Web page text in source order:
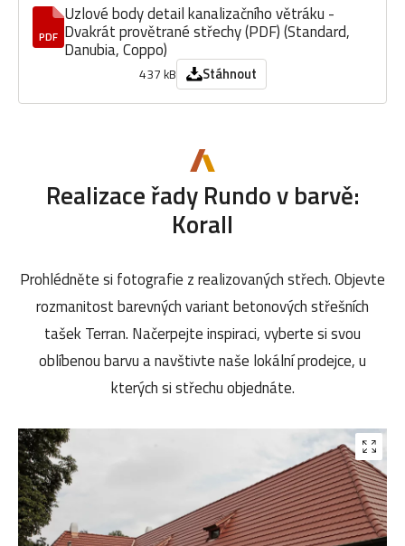
PDF
Uzlové body detail kanalizačního větráku -
Dvakrát provětrané střechy (PDF) (Standard,
Danubia, Coppo)
437 kB Stáhnout
Realizace řady Rundo v barvě:
Korall
Prohlédněte si fotografie z realizovaných střech. Objevte
rozmanitost barevných variant betonových střešních
tašek Terran. Načerpejte inspiraci, vyberte si svou
oblíbenou barvu a navštivte naše lokální prodejce, u
kterých si střechu objednáte.